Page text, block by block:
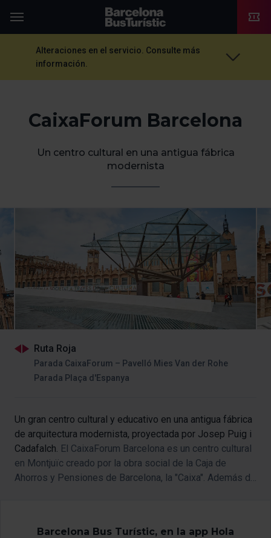
TMB-OCI
Alteraciones en el servicio. Consulte más
información.
CaixaForum Barcelona
Un centro cultural en una antigua fábrica
modernista
Ruta Roja
Parada CaixaForum – Pavelló Mies Van der Rohe
Parada Plaça d'Espanya
Un gran centro cultural y educativo en una antigua fábrica
de arquitectura modernista, proyectada por Josep Puig i
Cadafalch. El CaixaForum Barcelona es un centro cultural
en Montjuïc creado por la obra social de la Caja de
Ahorros y Pensiones de Barcelona, la "Caixa". Además de
Barcelona Bus Turístic, en la app Hola